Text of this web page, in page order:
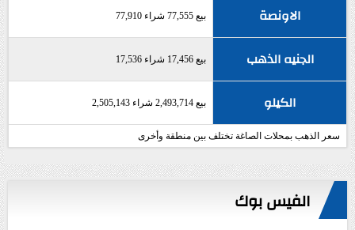
الاونصة بيع 77,555 شراء 77,910
الجنيه الذهب بيع 17,456 شراء 17,536
الكيلو بيع 2,493,714 شراء 2,505,143
سعر الذهب بمحلات الصاغة تختلف بين منطقة وأخرى
الفيس بوك